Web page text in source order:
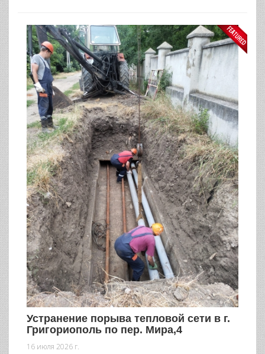
Устранение порыва тепловой сети в г.
Григориополь по пер. Мира,4
16 июля 2026 г.